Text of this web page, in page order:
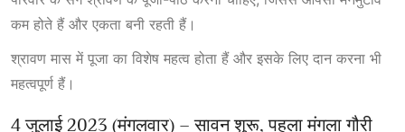
कम होते हैं और एकता बनी रहती हैं।
श्रावण मास में पूजा का विशेष महत्व होता हैं और इसके लिए दान करना भी
महत्वपूर्ण हैं।
4 जुलाई 2023 (मंगलवार) – सावन शुरू, पहला मंगला गौरी